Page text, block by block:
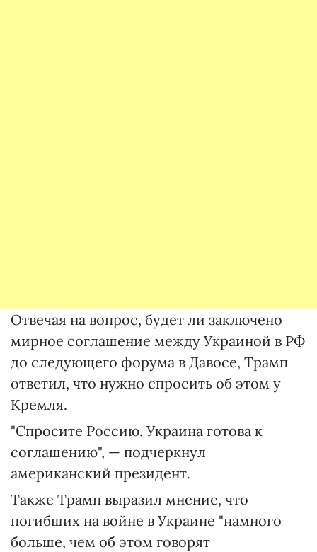
Отвечая на вопрос, будет ли заключено
мирное соглашение между Украиной в РФ
до следующего форума в Давосе, Трамп
ответил, что нужно спросить об этом у
Кремля.
"Спросите Россию. Украина готова к
соглашению", — подчеркнул
американский президент.
Также Трамп выразил мнение, что
погибших на войне в Украине "намного
больше, чем об этом говорят